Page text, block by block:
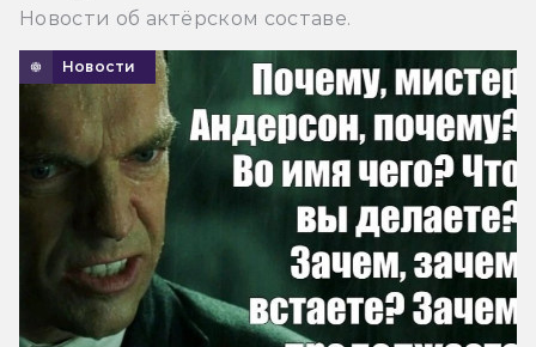
Новости об актёрском составе.
Новости